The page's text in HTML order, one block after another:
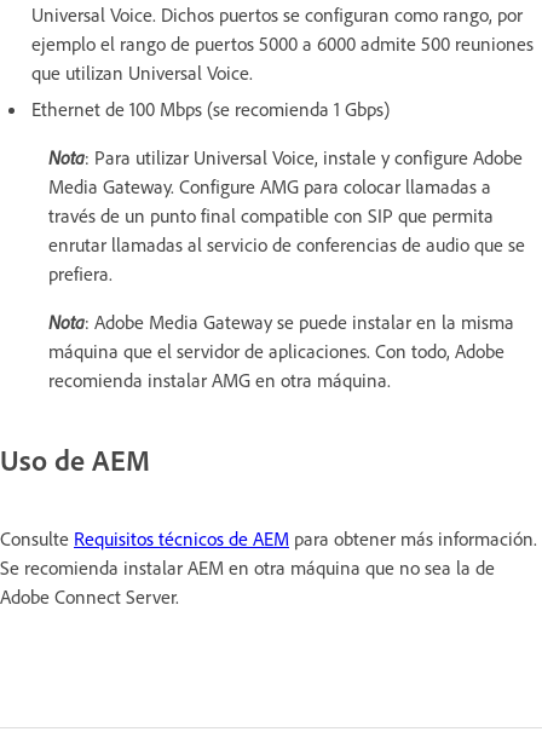
Universal Voice. Dichos puertos se configuran como rango, por
ejemplo el rango de puertos 5000 a 6000 admite 500 reuniones
que utilizan Universal Voice.
Ethernet de 100 Mbps (se recomienda 1 Gbps)
Nota: Para utilizar Universal Voice, instale y configure Adobe
Media Gateway. Configure AMG para colocar llamadas a
través de un punto final compatible con SIP que permita
enrutar llamadas al servicio de conferencias de audio que se
prefiera.
Nota: Adobe Media Gateway se puede instalar en la misma
máquina que el servidor de aplicaciones. Con todo, Adobe
recomienda instalar AMG en otra máquina.
Uso de AEM
Consulte Requisitos técnicos de AEM para obtener más información.
Se recomienda instalar AEM en otra máquina que no sea la de
Adobe Connect Server.